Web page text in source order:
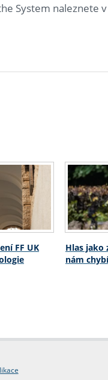
System naleznete
FF UK
Hlas jako
nám